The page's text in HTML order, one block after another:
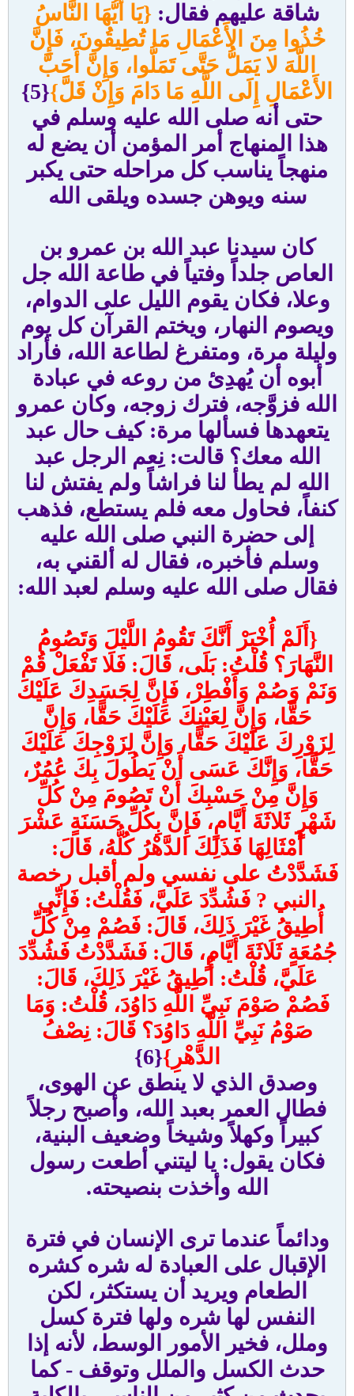
شاقة عليهم فقال: {يَا أَيُّهَا النَّاسُ
خُذُوا مِنَ الأَعْمَالِ مَا تُطِيقُونَ، فَإِنَّ
اللَّهَ لا يَمَلُّ حَتَّى تَمَلُّوا، وَإِنَّ أَحَبَّ
الأَعْمَالِ إِلَى اللَّهِ مَا دَامَ وَإِنْ قَلَّ}{5}
حتى أنه صلى الله عليه وسلم في
هذا المنهاج أمر المؤمن أن يضع له
منهجاً يناسب كل مراحله حتى يكبر
سنه ويوهن جسده ويلقى الله
كان سيدنا عبد الله بن عمرو بن
العاص جلداً وفتياً في طاعة الله جل
وعلا، فكان يقوم الليل على الدوام،
ويصوم النهار، ويختم القرآن كل يوم
وليلة مرة، ومتفرغ لطاعة الله، فأراد
أبوه أن يُهدِئ من روعه في عبادة
الله فزوَّجه، فترك زوجه، وكان عمرو
يتعهدها فسألها مرة: كيف حال عبد
الله معك؟ قالت: نِعم الرجل عبد
الله لم يطأ لنا فراشاً ولم يفتش لنا
كنفاً، فحاول معه فلم يستطع، فذهب
إلى حضرة النبي صلى الله عليه
وسلم فأخبره، فقال له ألقني به،
فقال صلى الله عليه وسلم لعبد الله:
{أَلَمْ أُخْبَرْ أَنَّكَ تَقُومُ اللَّيْلَ وَتَصُومُ
النَّهَارَ؟ قُلْتُ: بَلَى، قَالَ: فَلَا تَفْعَلْ قُمْ
وَنَمْ وَصُمْ وَأَفْطِرْ، فَإِنَّ لِجَسَدِكَ عَلَيْكَ
حَقًّا، وَإِنَّ لِعَيْنِكَ عَلَيْكَ حَقًّا، وَإِنَّ
لِزَوْرِكَ عَلَيْكَ حَقًّا، وَإِنَّ لِزَوْجِكَ عَلَيْكَ
حَقًّا، وَإِنَّكَ عَسَى أَنْ يَطُولَ بِكَ عُمُرٌ،
وَإِنَّ مِنْ حَسْبِكَ أَنْ تَصُومَ مِنْ كُلِّ
شَهْرٍ ثَلاثَةَ أَيَّامٍ، فَإِنَّ بِكُلِّ حَسَنَةٍ عَشْرَ
أَمْثَالِهَا فَذَلِكَ الدَّهْرُ كُلُّهُ، قَالَ:
فَشَدَّدْتُ على نفسي ولم أقبل رخصة
النبي ? فَشُدِّدَ عَلَيَّ، فَقُلْتُ: فَإِنِّي
أُطِيقُ غَيْرَ ذَلِكَ، قَالَ: فَصُمْ مِنْ كُلِّ
جُمُعَةٍ ثَلَاثَةَ أَيَّامٍ، قَالَ: فَشَدَّدْتُ فَشُدِّدَ
عَلَيَّ، قُلْتُ: أُطِيقُ غَيْرَ ذَلِكَ، قَالَ:
فَصُمْ صَوْمَ نَبِيِّ اللَّهِ دَاوُدَ، قُلْتُ: وَمَا
صَوْمُ نَبِيِّ اللَّهِ دَاوُدَ؟ قَالَ: نِصْفُ
الدَّهْرِ}{6}
وصدق الذي لا ينطق عن الهوى،
فطال العمر بعبد الله، وأصبح رجلاً
كبيراً وكهلاً وشيخاً وضعيف البنية،
فكان يقول: يا ليتني أطعت رسول
الله وأخذت بنصيحته.
ودائماً عندما ترى الإنسان في فترة
الإقبال على العبادة له شره كشره
الطعام ويريد أن يستكثر، لكن
النفس لها شره ولها فترة كسل
وملل، فخير الأمور الوسط، لأنه إذا
حدث الكسل والملل وتوقف - كما